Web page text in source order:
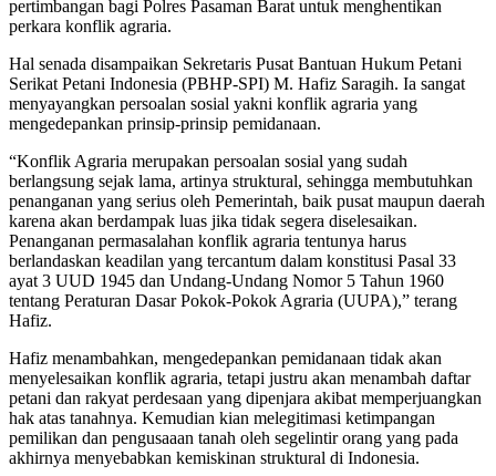
pertimbangan bagi Polres Pasaman Barat untuk menghentikan
perkara konflik agraria.
Hal senada disampaikan Sekretaris Pusat Bantuan Hukum Petani
Serikat Petani Indonesia (PBHP-SPI) M. Hafiz Saragih. Ia sangat
menyayangkan persoalan sosial yakni konflik agraria yang
mengedepankan prinsip-prinsip pemidanaan.
“Konflik Agraria merupakan persoalan sosial yang sudah
berlangsung sejak lama, artinya struktural, sehingga membutuhkan
penanganan yang serius oleh Pemerintah, baik pusat maupun daerah
karena akan berdampak luas jika tidak segera diselesaikan.
Penanganan permasalahan konflik agraria tentunya harus
berlandaskan keadilan yang tercantum dalam konstitusi Pasal 33
ayat 3 UUD 1945 dan Undang-Undang Nomor 5 Tahun 1960
tentang Peraturan Dasar Pokok-Pokok Agraria (UUPA),” terang
Hafiz.
Hafiz menambahkan, mengedepankan pemidanaan tidak akan
menyelesaikan konflik agraria, tetapi justru akan menambah daftar
petani dan rakyat perdesaan yang dipenjara akibat memperjuangkan
hak atas tanahnya. Kemudian kian melegitimasi ketimpangan
pemilikan dan pengusaaan tanah oleh segelintir orang yang pada
akhirnya menyebabkan kemiskinan struktural di Indonesia.